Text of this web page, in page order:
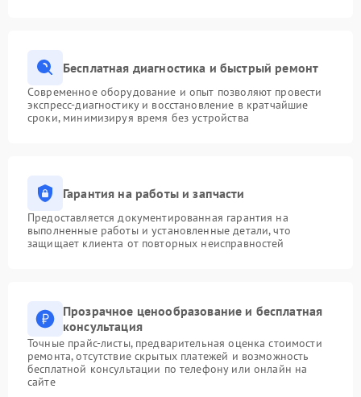
Бесплатная диагностика и быстрый ремонт
Современное оборудование и опыт позволяют провести
экспресс-диагностику и восстановление в кратчайшие
сроки, минимизируя время без устройства
Гарантия на работы и запчасти
Предоставляется документированная гарантия на
выполненные работы и установленные детали, что
защищает клиента от повторных неисправностей
Прозрачное ценообразование и бесплатная
консультация
Точные прайс-листы, предварительная оценка стоимости
ремонта, отсутствие скрытых платежей и возможность
бесплатной консультации по телефону или онлайн на
сайте